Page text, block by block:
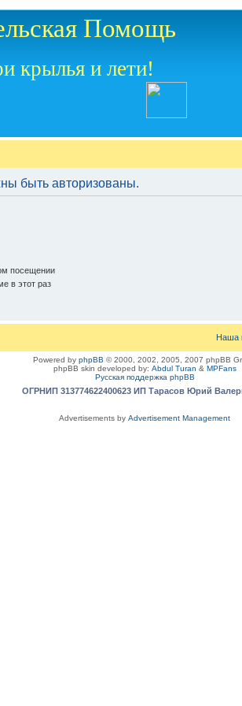
Помощь
крылья и лети!
быть авторизованы.
посещении
в этот раз
Наша
Powered by phpBB © 2000, 2002, 2005, 2007 phpBB
phpBB skin developed by: Abdul Turan & MPFans
Русская поддержка phpBB
ОГРНИП 313774622400623 ИП Тарасов Юрий
Advertisements by Advertisement Management